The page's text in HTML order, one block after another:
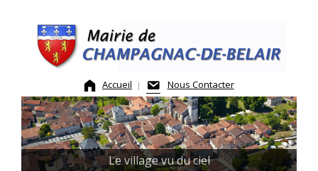
content
Accueil Nous Contacter
Le Marché
Le village vu du ciel